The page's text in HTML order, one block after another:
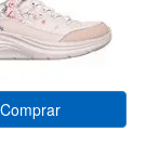
Comprar